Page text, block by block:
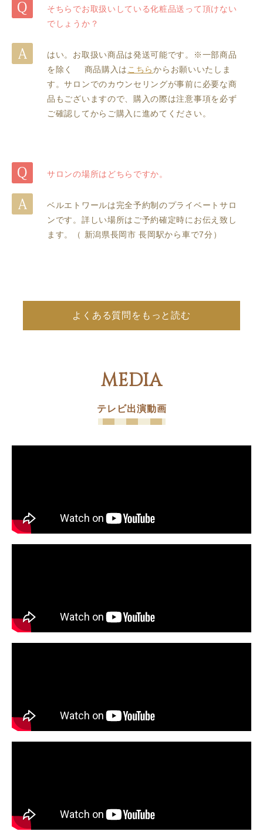
そちらでお取扱いしている化粧品送って頂けない
でしょうか？
はい。お取扱い商品は発送可能です。※一部商品
を除く 商品購入はこちらからお願いいたしま
す。サロンでのカウンセリングが事前に必要な商
品もございますので、購入の際は注意事項を必ず
ご確認してからご購入に進めてください。
サロンの場所はどちらですか。
ベルエトワールは完全予約制のプライベートサロ
ンです。詳しい場所はご予約確定時にお伝え致し
ます。（ 新潟県長岡市 長岡駅から車で7分）
よくある質問をもっと読む
MEDIA
テレビ出演動画